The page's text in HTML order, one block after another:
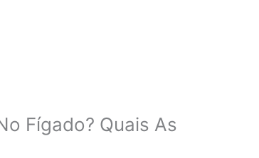
Fígado? Quais As